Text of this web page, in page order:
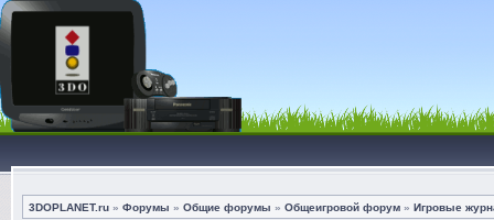
3DOPLANET.ru » Форумы » Общие форумы » Общеигровой форум » Игровые